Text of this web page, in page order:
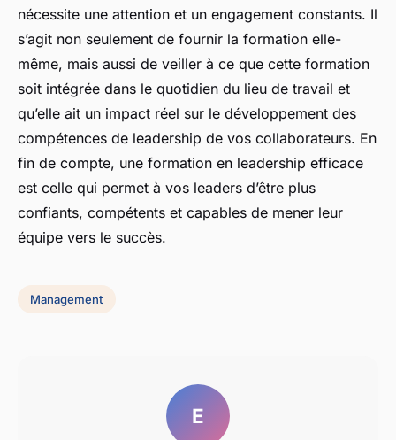
nécessite une attention et un engagement constants. Il
s’agit non seulement de fournir la formation elle-
même, mais aussi de veiller à ce que cette formation
soit intégrée dans le quotidien du lieu de travail et
qu’elle ait un impact réel sur le développement des
compétences de leadership de vos collaborateurs. En
fin de compte, une formation en leadership efficace
est celle qui permet à vos leaders d’être plus
confiants, compétents et capables de mener leur
équipe vers le succès.
Management
E